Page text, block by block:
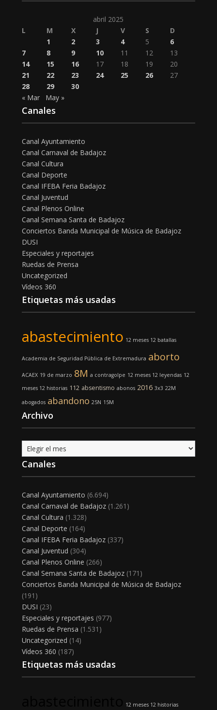
abril 2025
L
M X J V S
D
1
2 3 4 5
6
7
8 9 10 11 12
13
14
15 16 17 18 19
20
21
22 23 24 25 26
27
28
29
30
« Mar
May »
Canales
Canal Ayuntamiento
Canal Carnaval de Badajoz
Canal Cultura
Canal Deporte
Canal IFEBA Feria Badajoz
Canal Juventud
Canal Plenos Online
Canal Semana Santa de Badajoz
Conciertos Banda Municipal de Música de Badajoz
DUSI
Especiales y reportajes
Ruedas de Prensa
Uncategorized
Vídeos 360
Etiquetas más usadas
abastecimiento 12 meses 12 batallas
Academia de Seguridad Pública de Extremadura aborto
ACAEX 19 de marzo 8M a contragolpe 12 meses 12 leyendas 12
meses 12 historias 112 absentismo abonos 2016 3x3 22M
abogados abandono 25N 15M
Archivo
Archivo
Canales
Canal Ayuntamiento (6.694)
Canal Carnaval de Badajoz(1.261)
Canal Cultura (1.328)
Canal Deporte (164)
Canal IFEBA Feria Badajoz(337)
Canal Juventud (304)
Canal Plenos Online (266)
Canal Semana Santa de Badajoz(171)
Conciertos Banda Municipal de Música de Badajoz
(191)
DUSI (23)
Especiales y reportajes (977)
Ruedas de Prensa (1.531)
Uncategorized (14)
Vídeos 360 (187)
Etiquetas más usadas
12 meses 12 historias